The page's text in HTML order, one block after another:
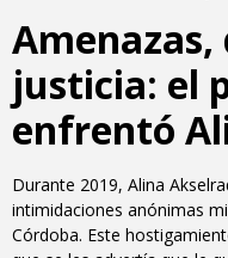
justicia: el
enfrentó
Durante 2019, Alina
intimidaciones anónimas
Córdoba. Este